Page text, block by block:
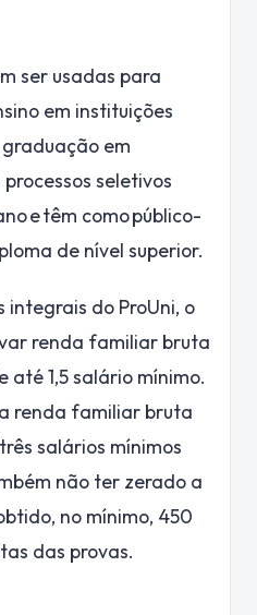
ser usadas para
em instituições
em
seletivos
e têm como público-
de nível superior.
integrais do ProUni, o
renda familiar bruta
até 1,5 salário mínimo.
renda familiar bruta
salários mínimos
não ter zerado a
no mínimo, 450
das provas.